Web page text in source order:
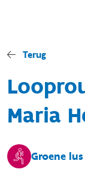
Terug
Maria
Groene lus